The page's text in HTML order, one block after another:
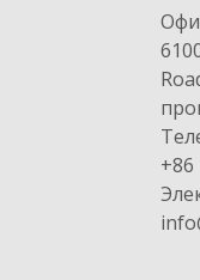
+86